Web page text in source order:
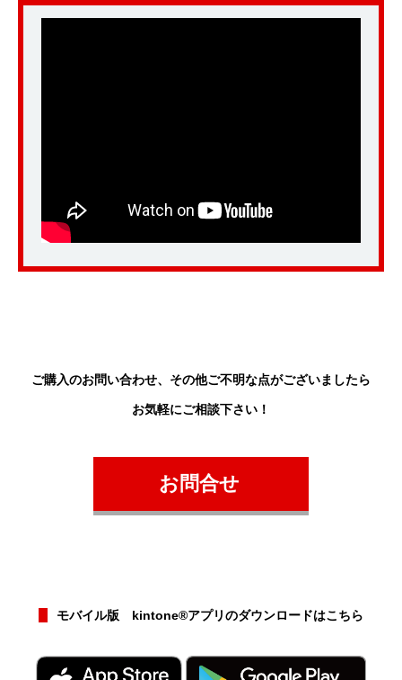
ご購入のお問い合わせ、 その他ご不明な点がございましたら
お気軽にご相談下さい！
お問合せ
モバイル版 kintone®アプリのダウンロードはこちら